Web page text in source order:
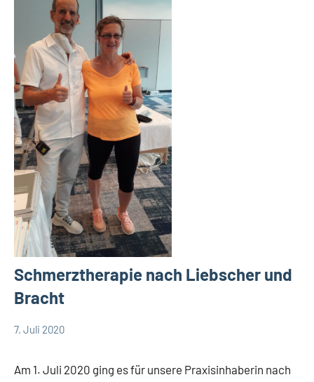
Schmerztherapie nach Liebscher und
Bracht
7. Juli 2020
Am 1. Juli 2020 ging es für unsere Praxisinhaberin nach